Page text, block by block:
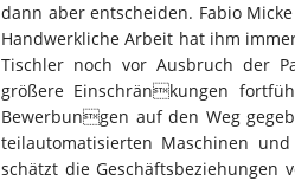
dann aber entscheiden. Fabio
Handwerkliche Arbeit hat ihm
Tischler noch vor Ausbruch der
größere Einschränkungen
Bewerbungen auf den Weg
teilautomatisierten Maschinen
schätzt die